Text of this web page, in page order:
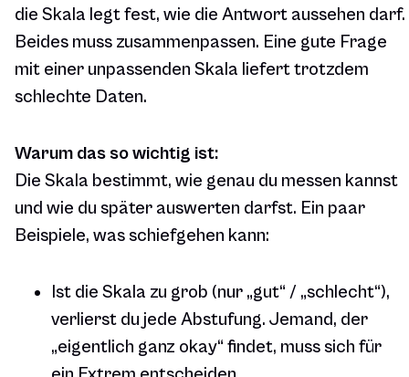
die Skala legt fest, wie die Antwort aussehen darf.
Beides muss zusammenpassen. Eine gute Frage
mit einer unpassenden Skala liefert trotzdem
schlechte Daten.
Warum das so wichtig ist:
Die Skala bestimmt, wie genau du messen kannst
und wie du später auswerten darfst. Ein paar
Beispiele, was schiefgehen kann:
Ist die Skala zu grob (nur „gut“ / „schlecht“),
verlierst du jede Abstufung. Jemand, der
„eigentlich ganz okay“ findet, muss sich für